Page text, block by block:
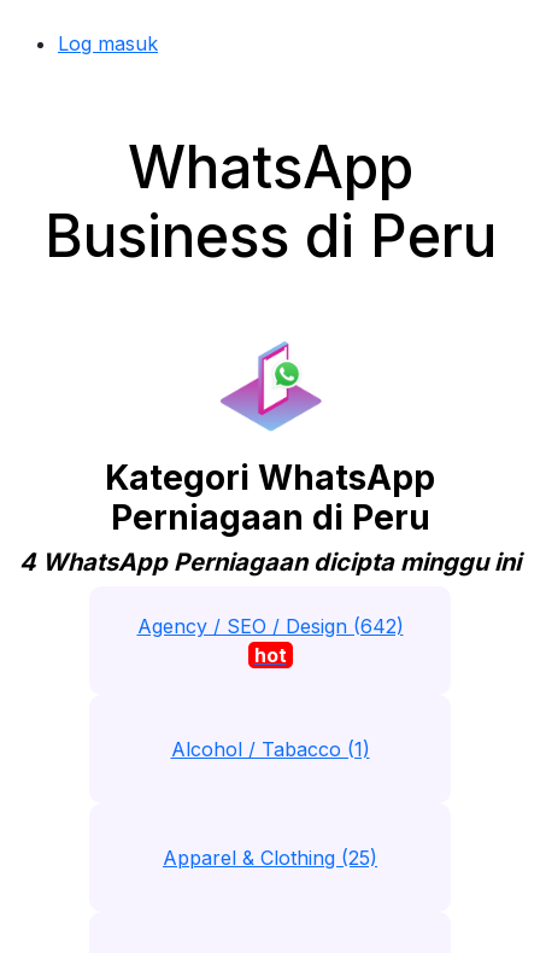
Log masuk
WhatsApp
Business di Peru
Kategori WhatsApp
Perniagaan di Peru
4 WhatsApp Perniagaan dicipta minggu ini
Agency / SEO / Design (642)
hot
Alcohol / Tabacco (1)
Apparel & Clothing (25)